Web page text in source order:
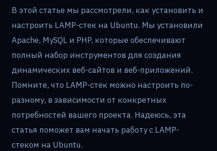
В этой статье мы рассмотрели, как установить и
настроить LAMP-стек на Ubuntu. Мы установили
Apache, MySQL и PHP, которые обеспечивают
полный набор инструментов для создания
динамических веб-сайтов и веб-приложений.
Помните, что LAMP-стек можно настроить по-
разному, в зависимости от конкретных
потребностей вашего проекта. Надеюсь, эта
статья поможет вам начать работу с LAMP-
стеком на Ubuntu.